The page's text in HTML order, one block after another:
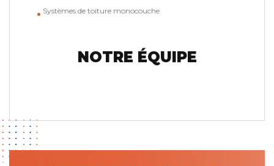
Systèmes de toiture monocouche
NOTRE ÉQUIPE